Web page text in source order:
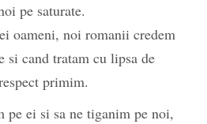
pe saturate.
oameni, noi romanii credem
si cand tratam cu lipsa de
primim.
pe ei si sa ne tiganim pe noi,